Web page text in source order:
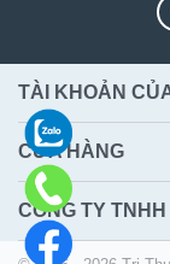
TÀI KHOẢN
CỬA HÀNG
CÔNG TY